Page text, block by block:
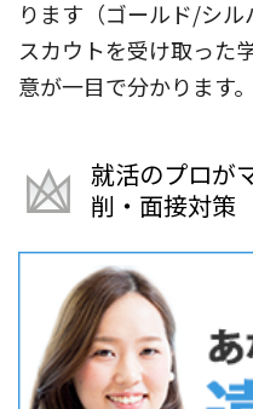
ります（ゴールド/シル
スカウトを受け取った
意が一目で分かります。
就活のプロが
削・面接対策